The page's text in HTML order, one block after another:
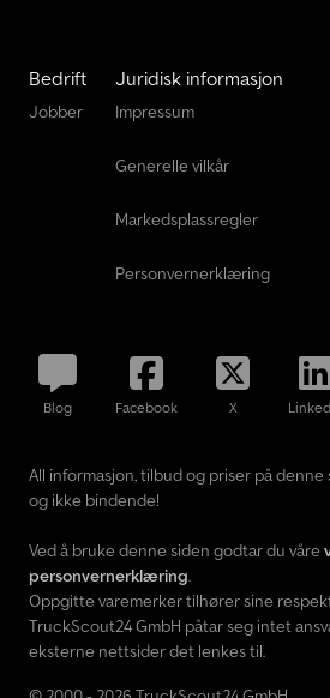
Bedrift
Jobber
Juridisk informasjon
Impressum
Generelle vilkår
Markedsplassregler
Personvernerklæring
Blog Facebook X
All informasjon, tilbud og priser på
og ikke bindende!
Ved å bruke denne siden godtar du våre
personvernerklæring.
Oppgitte varemerker tilhører sine
TruckScout24 GmbH påtar seg intet
eksterne nettsider det lenkes til.